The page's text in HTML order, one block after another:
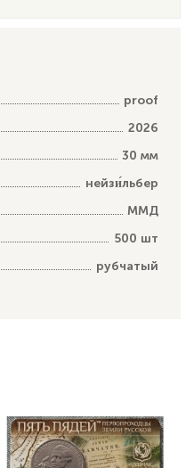
proof
2026
30 мм
нейзи́льбер
ММД
500 шт
рубчатый